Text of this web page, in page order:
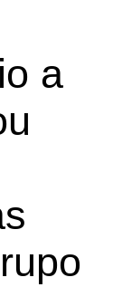
a